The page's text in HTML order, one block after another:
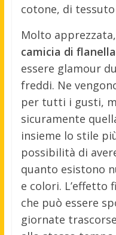
cotone, di
Molto
camicia di flanella
essere glamour
freddi. Ne
per tutti i gusti,
sicuramente
insieme lo stile
possibilità di
quanto esistono
e colori. L’effetto
che può essere
giornate